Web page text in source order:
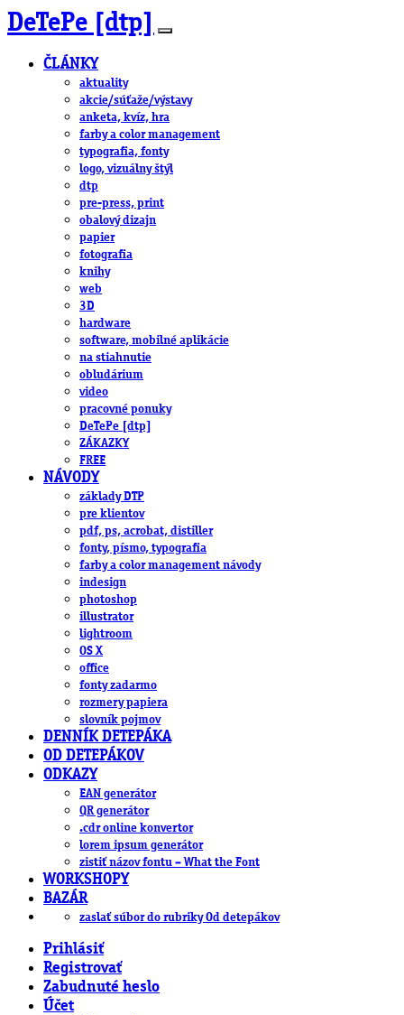
DeTePe [dtp]
ČLÁNKY
aktuality
akcie/súťaže/výstavy
anketa, kvíz, hra
farby a color management
typografia, fonty
logo, vizuálny štýl
dtp
pre-press, print
obalový dizajn
papier
fotografia
knihy
web
3D
hardware
software, mobilné aplikácie
na stiahnutie
obludárium
video
pracovné ponuky
DeTePe [dtp]
ZÁKAZKY
FREE
NÁVODY
základy DTP
pre klientov
pdf, ps, acrobat, distiller
fonty, písmo, typografia
farby a color management návody
indesign
photoshop
illustrator
lightroom
OS X
office
fonty zadarmo
rozmery papiera
slovník pojmov
DENNÍK DETEPÁKA
OD DETEPÁKOV
ODKAZY
EAN generátor
QR generátor
.cdr online konvertor
lorem ipsum generátor
zistiť názov fontu – What the Font
WORKSHOPY
BAZÁR
zaslať súbor do rubriky Od detepákov
Prihlásiť
Registrovať
Zabudnuté heslo
Účet